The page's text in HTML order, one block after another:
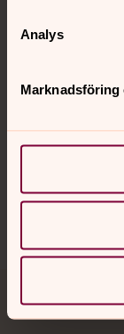
Analys
Marknadsföring
Kalender
Hitta snabbt